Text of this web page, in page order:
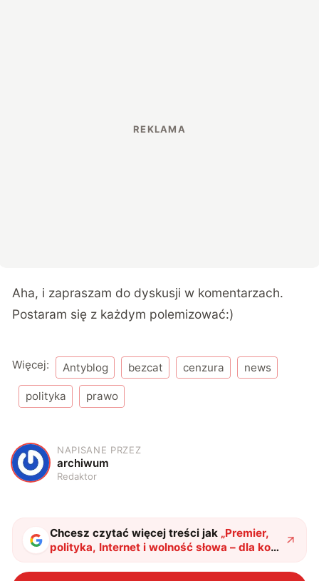
Aha, i zapraszam do dyskusji w komentarzach.
Postaram się z każdym polemizować:)
Więcej: Antyblog bezcat cenzura news
polityka prawo
A
NAPISANE PRZEZ
archiwum
Redaktor
Chcesz czytać więcej treści jak „Premier,
polityka, Internet i wolność słowa – dla kogo
tu nie ma miejsca?"?